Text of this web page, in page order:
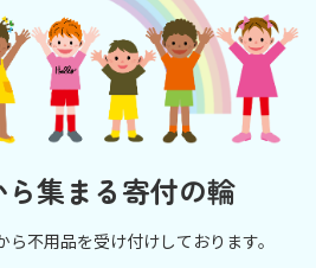
ら集まる寄付の輪
不用品を受け付けしております。